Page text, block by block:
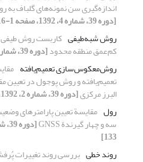
اندازه‌گیری سن نمونه‌‌های گلباف
[دوره 39، شماره 4، 1392، صفحه 1-16]
روش شبه‌طیفی کاربست روش
کم‌‌عمق منطقه محدود[دوره 39، شماره 1، 1392، صفحه 151-162]
روش‌معکوس‌سازی تعمیم‌یافته
البرز مرکزی[دوره 39، شماره 2، 1392، صفحه 1-11]
رول مقایسة تعیین پارامترهای
سه و چهار گیرندة GNSS
133]
روند خطی بررسی روند تغییرات